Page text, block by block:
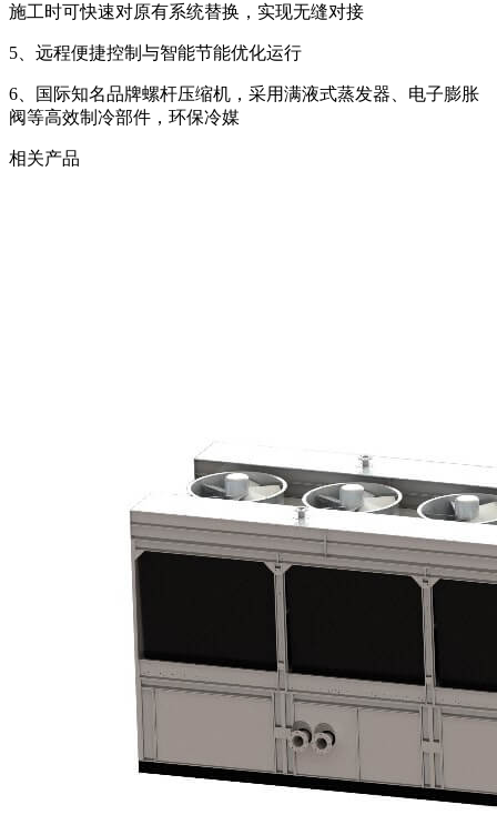
施工时可快速对原有系统替换，实现无缝对接
5、远程便捷控制与智能节能优化运行
6、国际知名品牌螺杆压缩机，采用满液式蒸发器、电子膨胀
阀等高效制冷部件，环保冷媒
相关产品